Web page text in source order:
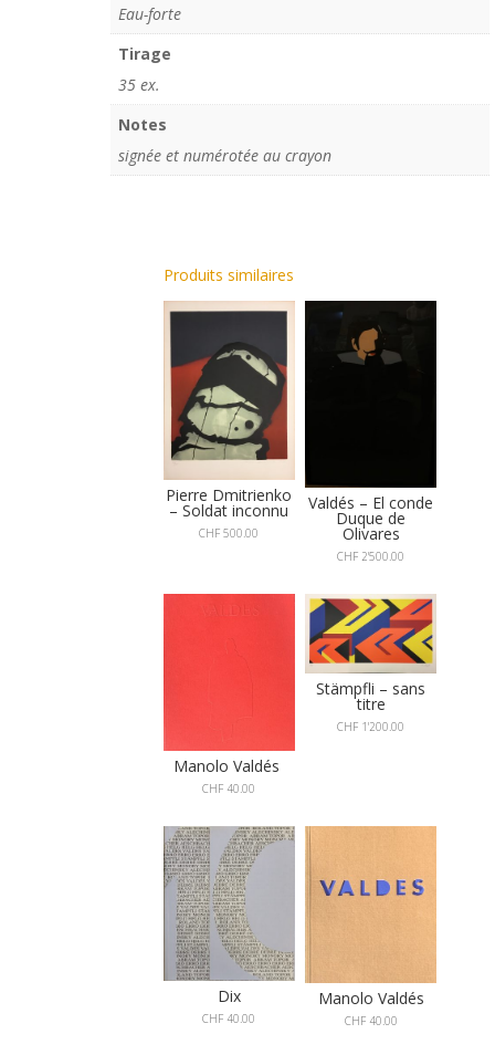
Eau-forte
Tirage
35 ex.
Notes
signée et numérotée au crayon
Produits similaires
Pierre Dmitrienko
– Soldat inconnu
CHF 500.00
Valdés – El conde
Duque de
Olivares
CHF 2'500.00
Manolo Valdés
CHF 40.00
Stämpfli – sans
titre
CHF 1'200.00
Dix
CHF 40.00
Manolo Valdés
CHF40.00